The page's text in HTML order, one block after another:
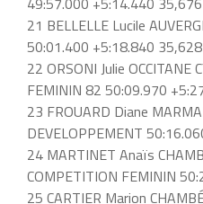
21 BELLELLE Lucile
50:01.400 +5:18.840 35,628
22 ORSONI Julie OCCITANE
FEMININ 82 50:09.970
23 FROUARD Diane
DEVELOPPEMENT
24 MARTINET Anaïs
COMPETITION FEMININ
25 CARTIER Marion